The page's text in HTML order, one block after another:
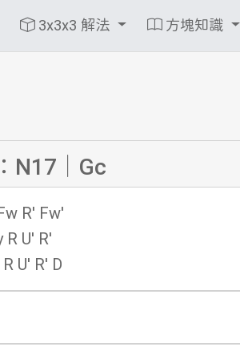
3x3x3 解法 方塊知識
N17｜Gc
R' Fw'
R U' R'
U' R' D